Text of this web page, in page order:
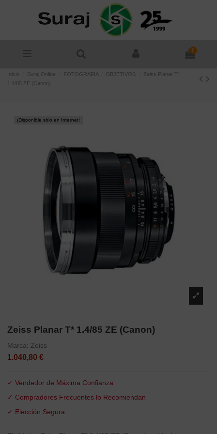
0
Inicio Suraj Online FOTOGRAFIA OBJETIVOS
Zeiss Planar T*
1.4/85 ZE (Canon)
¡Disponible sólo en Internet!
Zeiss Planar T* 1.4/85 ZE (Canon)
Marca: Zeiss
1.040,80 €
✓ Vendedor de Máxima Confianza
✓ Compradores Frecuentes lo Recomiendan
✓ Elección Segura